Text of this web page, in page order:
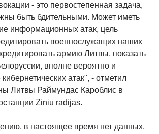
- это первостепенная задача,
быть бдительными. Может иметь
информационных атак, цель
военнослужащих наших
армию Литвы, показать
вполне вероятно и
атак", - отметил
Литвы Раймундас Кароблис в
Ziniu radijas.
в настоящее время нет данных,